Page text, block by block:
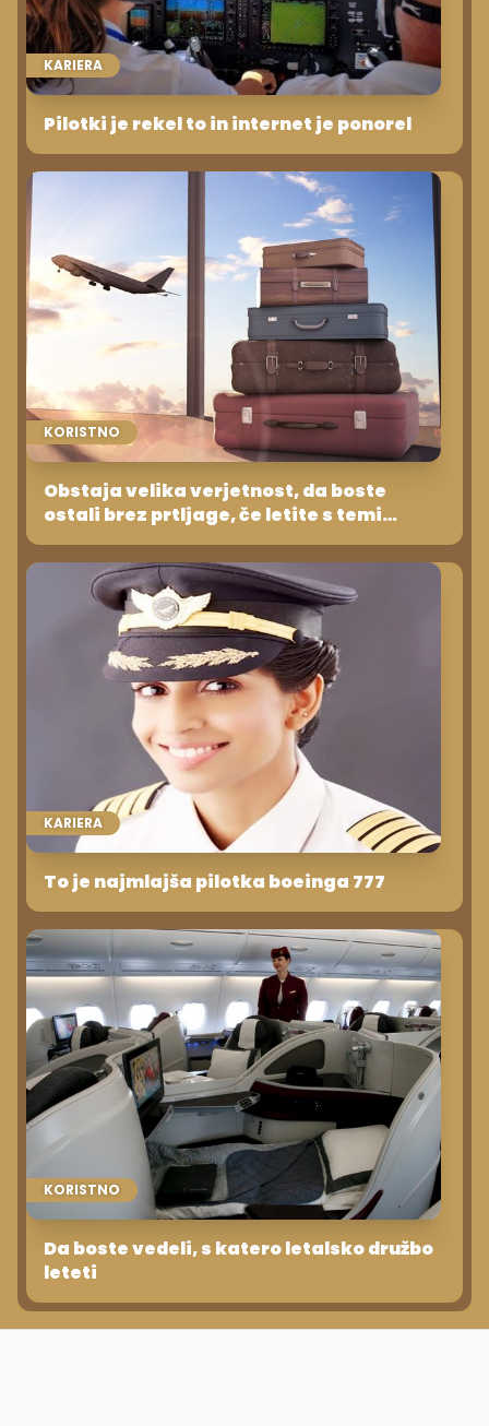
KARIERA
Pilotki je rekel to in internet je ponorel
KORISTNO
Obstaja velika verjetnost, da boste
ostali brez prtljage, če letite s temi
prevozniki
KARIERA
To je najmlajša pilotka boeinga 777
KORISTNO
Da boste vedeli, s katero letalsko družbo
leteti